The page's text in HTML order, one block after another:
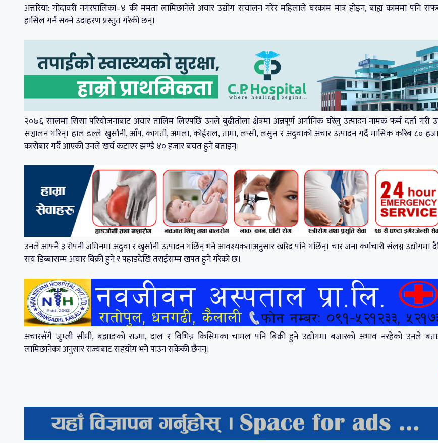
अत्तरिया: गोदावरी नगरपालिका–४ की ममता लामिछानेले अचार उद्योग संचालन गरेर महिलाले घरकाम मात्र होइन, बाह्य काममा पनि
हासिल गर्न सक्ने उदाहरण प्रस्तुत गरेकी छन्।
२०७६ सालमा सिसा परियोजनाबाट अचार तालिम लिएपछि उनले बुढीतोला क्षेत्रमा अन्नपूर्ण अर्गानिक घरेलु उत्पादन नामक फर्म दर्ता गरी
सञ्चालन गरिन्। हाल डल्ले खुर्सानी, आँप, कागती, अमला, कोईराल, तामा, लप्सी, लसुन र अदुवाको अचार उत्पादन गर्दै मासिक करिब ८०
कारोबार गर्दै आएकी उनले खर्च कटाएर झण्डै ४० हजार बचत हुने बताइन्।
उनले आफ्नै ३ रोपनी जमिनमा अदुवा र खुर्सानी उत्पादन गर्छिन् भने आवश्यकताअनुसार खरिद पनि गर्छिन्। चार जना कर्मचारी संलग्न उद्योगमा
सय डिब्बासम्म अचार बिक्री हुने र पहाडदेखि तराईसम्म खपत हुने गरेको छ।
अचारसँगै जुम्ली सीमी, बझाङको राज्मा, दाल र विभिन्न किसिमका चामल पनि बिक्री हुने उद्योगमा बजारको अभाव नरहेको उनले
लामिछानेका अनुसार राज्यबाट सहयोग भने पाउन सकेकी छैनन्।